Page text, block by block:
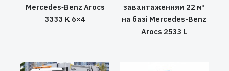
Mercedes‑Benz Arocs
3333 K 6×4
завантаженням 22 м³
на базі Mercedes-Benz
Arocs 2533 L